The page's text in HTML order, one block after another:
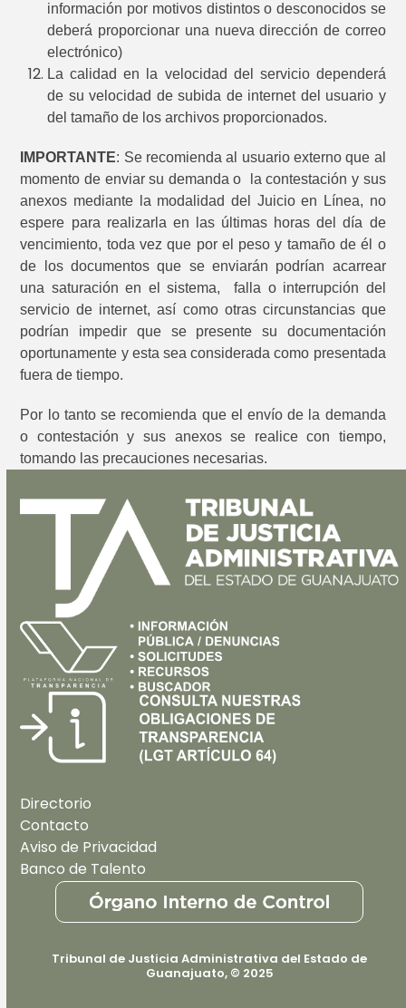
información por motivos distintos o desconocidos se
deberá proporcionar una nueva dirección de correo
electrónico)
La calidad en la velocidad del servicio dependerá
de su velocidad de subida de internet del usuario y
del tamaño de los archivos proporcionados.
IMPORTANTE: Se recomienda al usuario externo que al
momento de enviar su demanda o la contestación y sus
anexos mediante la modalidad del Juicio en Línea, no
espere para realizarla en las últimas horas del día de
vencimiento, toda vez que por el peso y tamaño de él o
de los documentos que se enviarán podrían acarrear
una saturación en el sistema, falla o interrupción del
servicio de internet, así como otras circunstancias que
podrían impedir que se presente su documentación
oportunamente y esta sea considerada como presentada
fuera de tiempo.
Por lo tanto se recomienda que el envío de la demanda
o contestación y sus anexos se realice con tiempo,
tomando las precauciones necesarias.
Directorio
Contacto
Aviso de Privacidad
Banco de Talento
Tribunal de Justicia Administrativa del Estado de
Guanajuato, © 2025